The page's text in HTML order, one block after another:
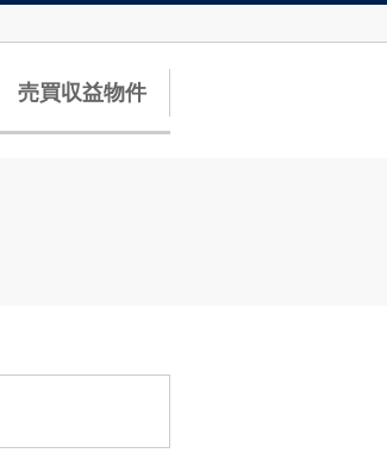
売買収益物件